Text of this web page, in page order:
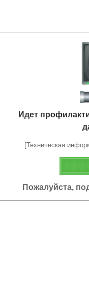
Идет
[Техническая
Пожалуйста,